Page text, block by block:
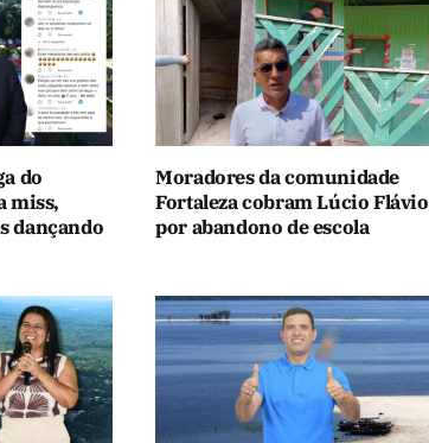
do
miss,
dançando
Moradores da comunidade
Fortaleza cobram Lúcio Flávio
por abandono de escola